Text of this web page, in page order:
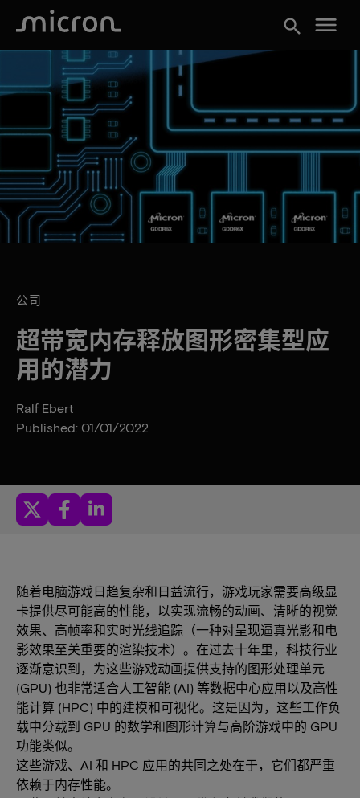
search menu
公司
超带宽内存释放图形密集型应
用的潜力
Ralf Ebert
Published: 01/01/2022
随着电脑游戏日趋复杂和日益流行，游戏玩家需要高级显
卡提供尽可能高的性能，以实现流畅的动画、清晰的视觉
效果、高帧率和实时光线追踪（一种对呈现逼真光影和电
影效果至关重要的渲染技术）。在过去十年里，科技行业
逐渐意识到，为这些游戏动画提供支持的图形处理单元
(GPU) 也非常适合人工智能 (AI) 等数据中心应用以及高性
能计算 (HPC) 中的建模和可视化。这是因为，这些工作负
载中分载到 GPU 的数学和图形计算与高阶游戏中的 GPU
功能类似。
这些游戏、AI 和 HPC 应用的共同之处在于，它们都严重
依赖于内存性能。